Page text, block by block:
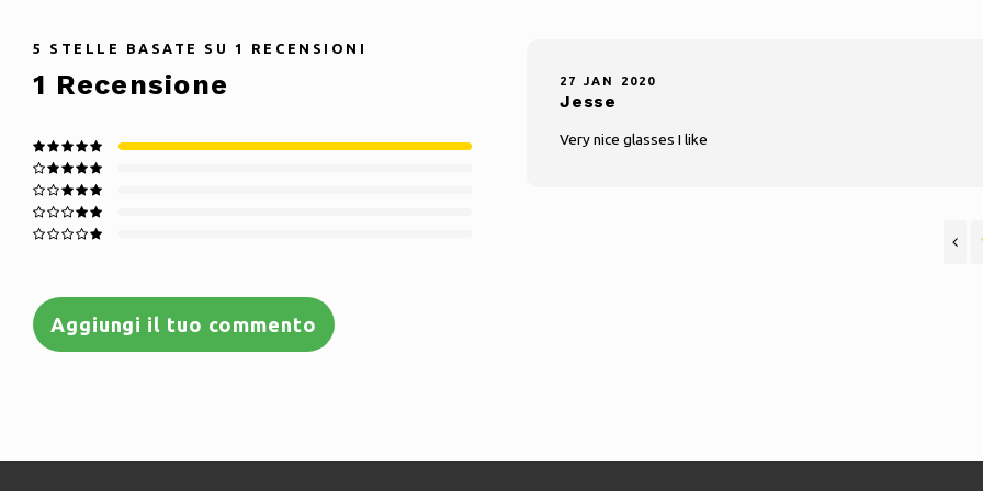
5 STELLE BASATE SU 1 RECENSIONI
1 Recensione
Aggiungi il tuo commento
27 JAN 2020
Jesse
Very nice glasses I like